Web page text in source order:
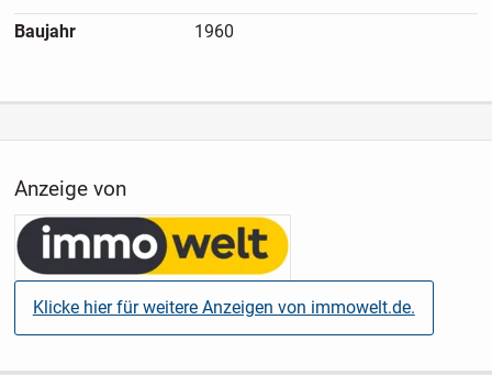
Baujahr 1960
Anzeige von
Klicke hier für weitere Anzeigen von immowelt.de.